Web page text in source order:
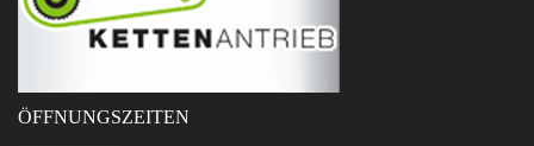
ÖFFNUNGSZEITEN